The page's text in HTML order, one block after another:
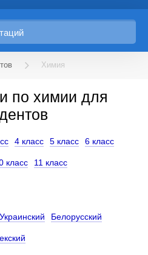
Химия
по химии для
4 класс 5 класс 6 класс
класс 11 класс
Украинский Белорусский